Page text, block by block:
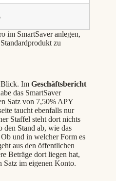
im SmartSaver anlegen,
zu
Blick. Im Geschäftsbericht
das SmartSaver
Satz von 7,50% APY
taucht ebenfalls nur
Staffel steht dort nichts
den Stand ab, wie das
und in welcher Form es
aus den öffentlichen
Beträge dort liegen hat,
Satz im eigenen Konto.